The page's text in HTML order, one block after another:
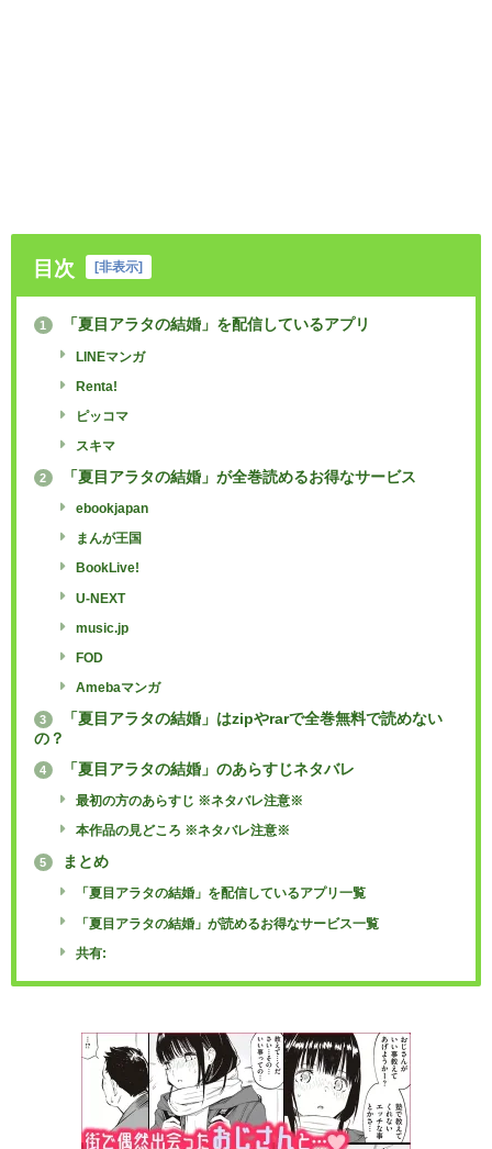
目次 非表示
1 「夏目アラタの結婚」を配信しているアプリ
LINEマンガ
Renta!
ピッコマ
スキマ
2 「夏目アラタの結婚」が全巻読めるお得なサービス
ebookjapan
まんが王国
BookLive!
U-NEXT
music.jp
FOD
Amebaマンガ
3
「夏目アラタの結婚」はzipやrarで全巻無料で読めない
の？
4 「夏目アラタの結婚」のあらすじネタバレ
最初の方のあらすじ ※ネタバレ注意※
本作品の見どころ ※ネタバレ注意※
5 まとめ
「夏目アラタの結婚」を配信しているアプリ一覧
「夏目アラタの結婚」が読めるお得なサービス一覧
共有: